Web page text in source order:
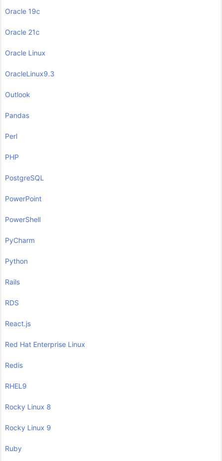
Oracle 19c
Oracle 21c
Oracle Linux
OracleLinux9.3
Outlook
Pandas
Perl
PHP
PostgreSQL
PowerPoint
PowerShell
PyCharm
Python
Rails
RDS
React.js
Red Hat Enterprise Linux
Redis
RHEL9
Rocky Linux 8
Rocky Linux 9
Ruby